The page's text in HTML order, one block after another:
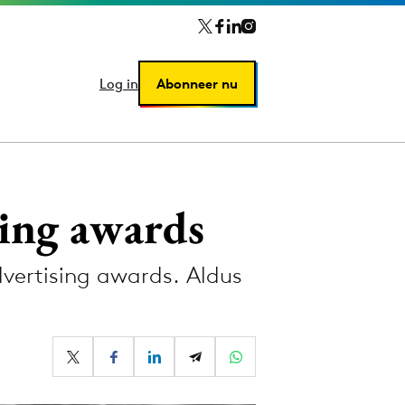
Log in Abonneer nu
Log in Abonneer nu
awards
awards. Aldus